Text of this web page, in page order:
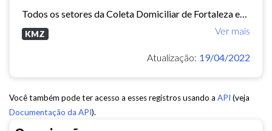
Ver mais
KMZ
Atualização: 19/04/2022
Você também pode ter acesso a esses registros usando a API (veja
Documentação da API).